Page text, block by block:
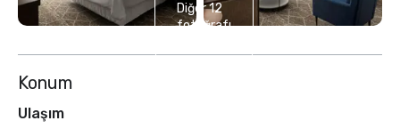
Diğer 12
fotoğrafı
Konum
Ulaşım